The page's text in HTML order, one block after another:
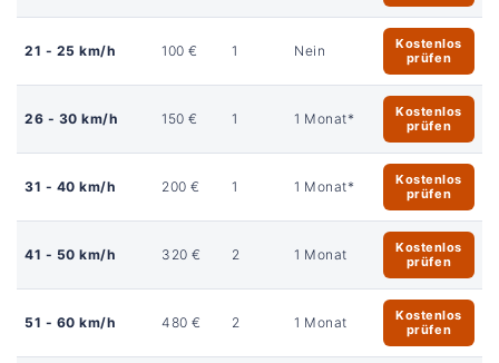
21 - 25 km/h 100 € 1 Nein
Kostenlos
prüfen
26 - 30 km/h 150 € 1 1 Monat*
Kostenlos
prüfen
31 - 40 km/h 200 € 1 1 Monat*
Kostenlos
prüfen
41 - 50 km/h 320 € 2 1 Monat
Kostenlos
prüfen
51 - 60 km/h 480 € 2 1 Monat
Kostenlos
prüfen